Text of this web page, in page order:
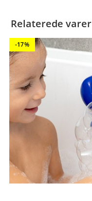
Relaterede varer
-17%